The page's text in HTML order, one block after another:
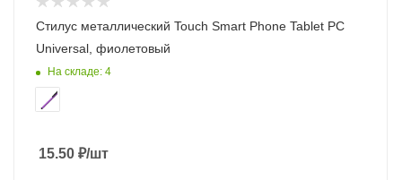
Стилус металлический Touch Smart Phone Tablet PC
Universal, фиолетовый
На складе: 4
15.50 ₽/шт